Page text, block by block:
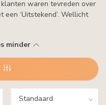
waren tevreden over
een ‘Uitstekend’. Wellicht
minder